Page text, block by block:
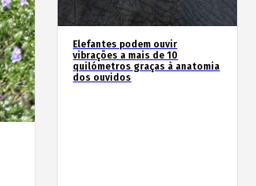
Elefantes podem ouvir
vibrações a mais de 10
quilómetros graças à anatomia
dos ouvidos